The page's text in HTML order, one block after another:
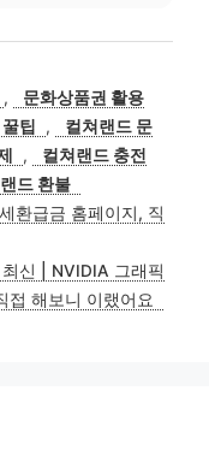
,
문화상품권 활용
팁 ,
컬쳐랜드 문
,
컬쳐랜드 충전
드 환불
환급금 홈페이지, 직
신 | NVIDIA 그래픽
접 해보니 이랬어요